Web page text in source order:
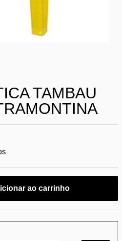
TAMBAU
ao carrinho